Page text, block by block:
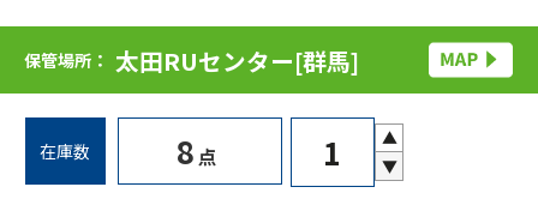
保管場所： 太田RUセンター[群馬]
在庫数 8 点
▲
▼